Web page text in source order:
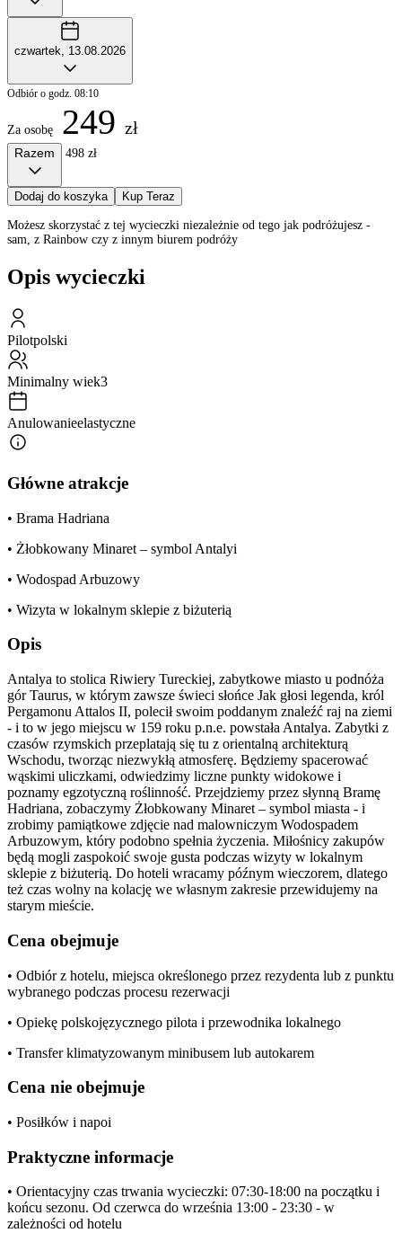
czwartek, 13.08.2026
Odbiór o godz. 08:10
Za osobę 249 zł
Razem 498 zł
Dodaj do koszyka Kup Teraz
Możesz skorzystać z tej wycieczki niezależnie od tego jak podróżujesz -
sam, z Rainbow czy z innym biurem podróży
Opis wycieczki
Pilotpolski
Minimalny wiek3
Anulowanieelastyczne
Główne atrakcje
• Brama Hadriana
• Żłobkowany Minaret – symbol Antalyi
• Wodospad Arbuzowy
• Wizyta w lokalnym sklepie z biżuterią
Opis
Antalya to stolica Riwiery Tureckiej, zabytkowe miasto u podnóża
gór Taurus, w którym zawsze świeci słońce Jak głosi legenda, król
Pergamonu Attalos II, polecił swoim poddanym znaleźć raj na ziemi
- i to w jego miejscu w 159 roku p.n.e. powstała Antalya. Zabytki z
czasów rzymskich przeplatają się tu z orientalną architekturą
Wschodu, tworząc niezwykłą atmosferę. Będziemy spacerować
wąskimi uliczkami, odwiedzimy liczne punkty widokowe i
poznamy egzotyczną roślinność. Przejdziemy przez słynną Bramę
Hadriana, zobaczymy Żłobkowany Minaret – symbol miasta - i
zrobimy pamiątkowe zdjęcie nad malowniczym Wodospadem
Arbuzowym, który podobno spełnia życzenia. Miłośnicy zakupów
będą mogli zaspokoić swoje gusta podczas wizyty w lokalnym
sklepie z biżuterią. Do hoteli wracamy późnym wieczorem, dlatego
też czas wolny na kolację we własnym zakresie przewidujemy na
starym mieście.
Cena obejmuje
• Odbiór z hotelu, miejsca określonego przez rezydenta lub z punktu
wybranego podczas procesu rezerwacji
• Opiekę polskojęzycznego pilota i przewodnika lokalnego
• Transfer klimatyzowanym minibusem lub autokarem
Cena nie obejmuje
• Posiłków i napoi
Praktyczne informacje
• Orientacyjny czas trwania wycieczki: 07:30-18:00 na początku i
końcu sezonu. Od czerwca do września 13:00 - 23:30 - w
zależności od hotelu